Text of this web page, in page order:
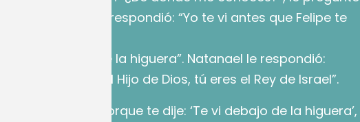
Natanael. Jesús le respondió: “Yo te vi antes que Felipe te
estabas debajo de la higuera”. Natanael le respondió:
“Maestro, tú eres el Hijo de Dios, tú eres el Rey de Israel”.
Jesús continuó: “Porque te dije: ‘Te vi debajo de la higuera’,